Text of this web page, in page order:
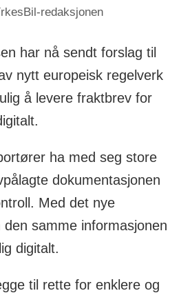
redaksjonen
har nå sendt forslag til
nytt europeisk regelverk
å levere fraktbrev for
ha med seg store
dokumentasjonen
Med det nye
samme informasjonen
digitalt.
til rette for enklere og